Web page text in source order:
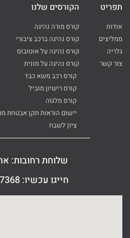
תפריט
אודות
ממליצים
גלריה
צור קשר
הקורסים שלנו
קורס מורה נהיגה
קורס נהיגה ברכב ציבורי
קורס נהיגה על אוטובוס
קורס נהיגה על מונית
קורס רכב משא כבד
קורס רישיון מוביל
קורס מלגזה
יישום הוראות תקן אבטחת
ציון לשבח
שלוחת רחובות:
חייגו עכשיו: 077-803-7368